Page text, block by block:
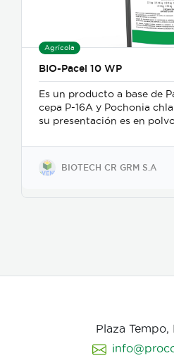
Agrícola
BIO-Pacel 10 WP
Es un producto a base de
cepa P-16A y Pochonia
su presentación es en
contacto, se adhiere a las
apresorios con hifas que
poros de la vitelina,
BIOTECH CR GRM S.A
Plaza